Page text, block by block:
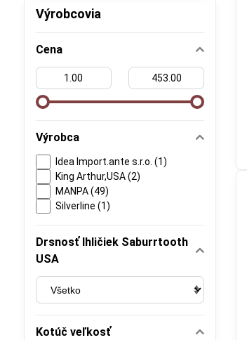
Výrobcovia
Cena
Od:
Do:
Výrobca
Idea Import.ante s.r.o. (1)
King Arthur,USA (2)
MANPA (49)
Silverline (1)
Drsnosť Ihličiek Saburrtooth
USA
Kotúč veľkosť